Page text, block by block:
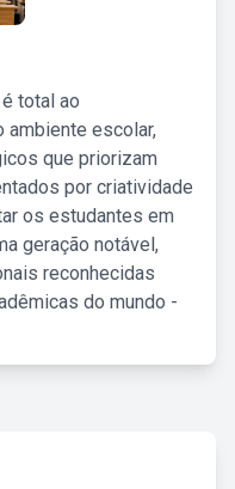
total ao
ambiente escolar,
que priorizam
por criatividade
os estudantes em
geração notável,
reconhecidas
do mundo -